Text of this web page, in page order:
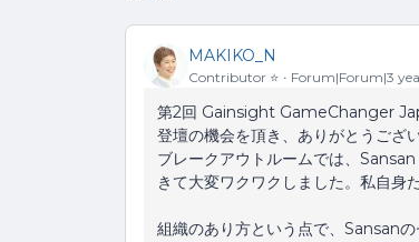
MAKIKO_N
Contributor ⭐️ Forum|Forum|3
第2回 Gainsight GameChanger
登壇の機会を頂き、ありがとうござ
ブレークアウトルームでは、
きて大変ワクワクしました。私自身
組織のあり方という点で、Sansan